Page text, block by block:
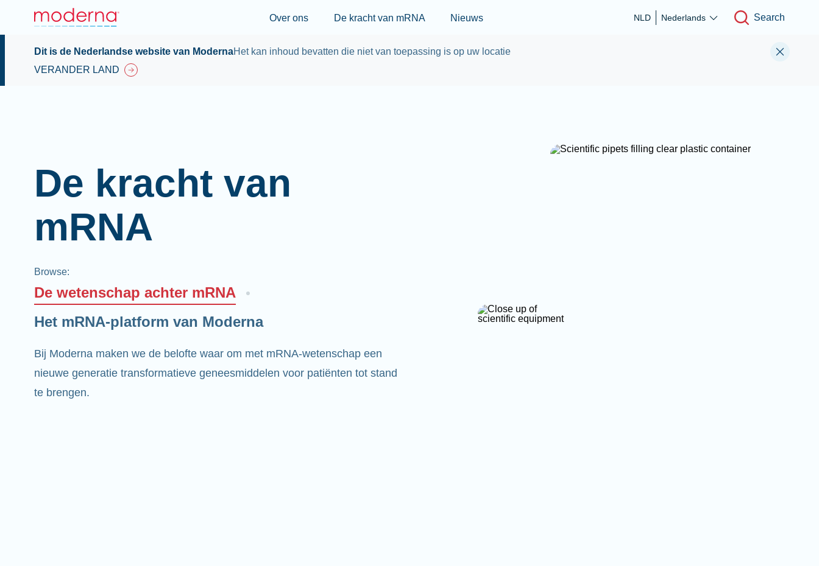
Skip to main content
Over ons De kracht van mRNA Nieuws NLD Nederlands Search
Dit is de Nederlandse website van ModernaHet kan inhoud bevatten die niet van toepassing is op uw locatie
VERANDER LAND
De kracht van
mRNA
Browse:
De wetenschap achter mRNA
Het mRNA-platform van Moderna
Bij Moderna maken we de belofte waar om met mRNA-wetenschap een
nieuwe generatie transformatieve geneesmiddelen voor patiënten tot stand
te brengen.